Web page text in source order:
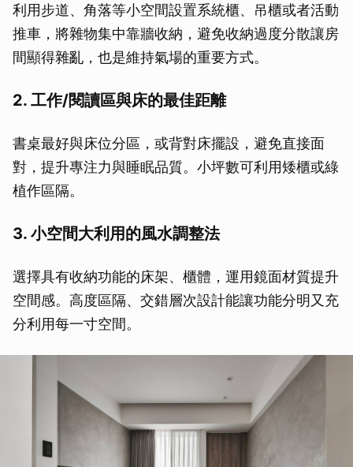
利用步道、角落等小空間設置系統櫃、吊櫃或者活動
推車，將雜物集中靠牆收納，避免收納過度分散讓房
間顯得雜亂，也是維持氣場的重要方式。
2. 工作/閱讀區與床的最佳距離
書桌最好與床位分區，或背對床擺設，避免直接面
對，提升專注力與睡眠品質。小坪數可利用矮櫃或綠
植作區隔。
3. 小空間大利用的風水調整法
選擇具有收納功能的床架、櫃體，運用鏡面材質提升
空間感。高度區隔、交錯層次設計能讓功能分明又充
分利用每一寸空間。